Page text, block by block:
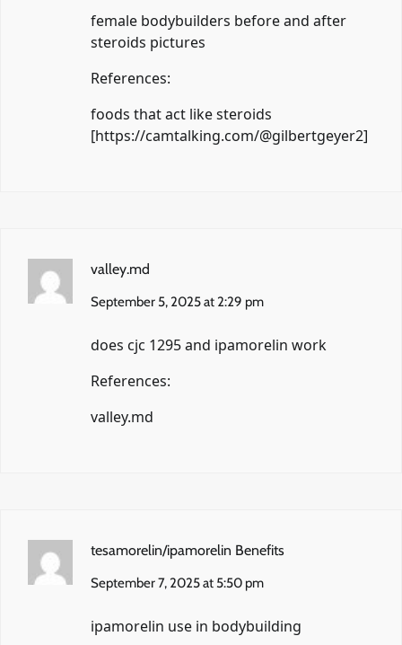
female bodybuilders before and after
steroids pictures
References:
foods that act like steroids
[https://camtalking.com/@gilbertgeyer2]
valley.md
September 5, 2025 at 2:29 pm
does cjc 1295 and ipamorelin work
References:
valley.md
tesamorelin/ipamorelin Benefits
September 7, 2025 at 5:50 pm
ipamorelin use in bodybuilding